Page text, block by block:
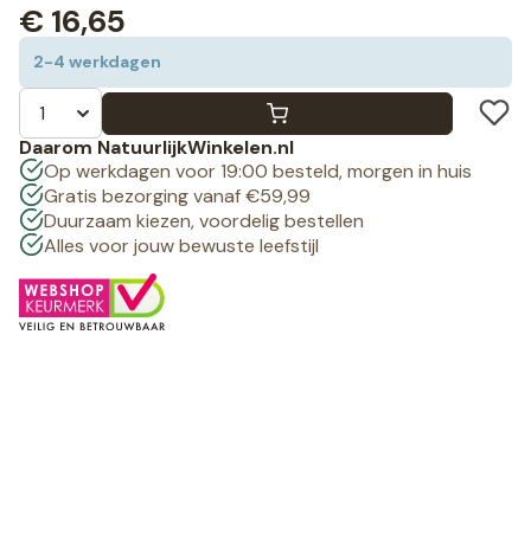
2-4 werkdagen
€ 16,65
Daarom NatuurlijkWinkelen.nl
Op werkdagen voor 19:00 besteld, morgen in huis
Gratis bezorging vanaf €59,99
Duurzaam kiezen, voordelig bestellen
Alles voor jouw bewuste leefstijl